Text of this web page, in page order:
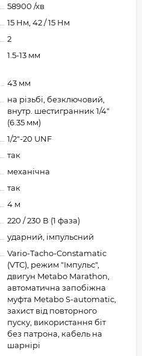
58900 /хв
15 Нм, 42 / 15 Нм
2
1.5-13 мм
43 мм
на різьбі, безключовий,
внутр. шестигранник 1/4"
(6.35 мм)
1/2"-20 UNF
так
механічна
так
4 м
220 / 230 В (1 фаза)
ударний, імпульсний
Vario-Tacho-Constamatic
(VTC), режим "Імпульс",
двигун Metabo Marathon,
автоматична запобіжна
муфта Metabo S-automatіc,
захист від повторного
пуску, використання біт
без патрона, кабель на
шарнірі